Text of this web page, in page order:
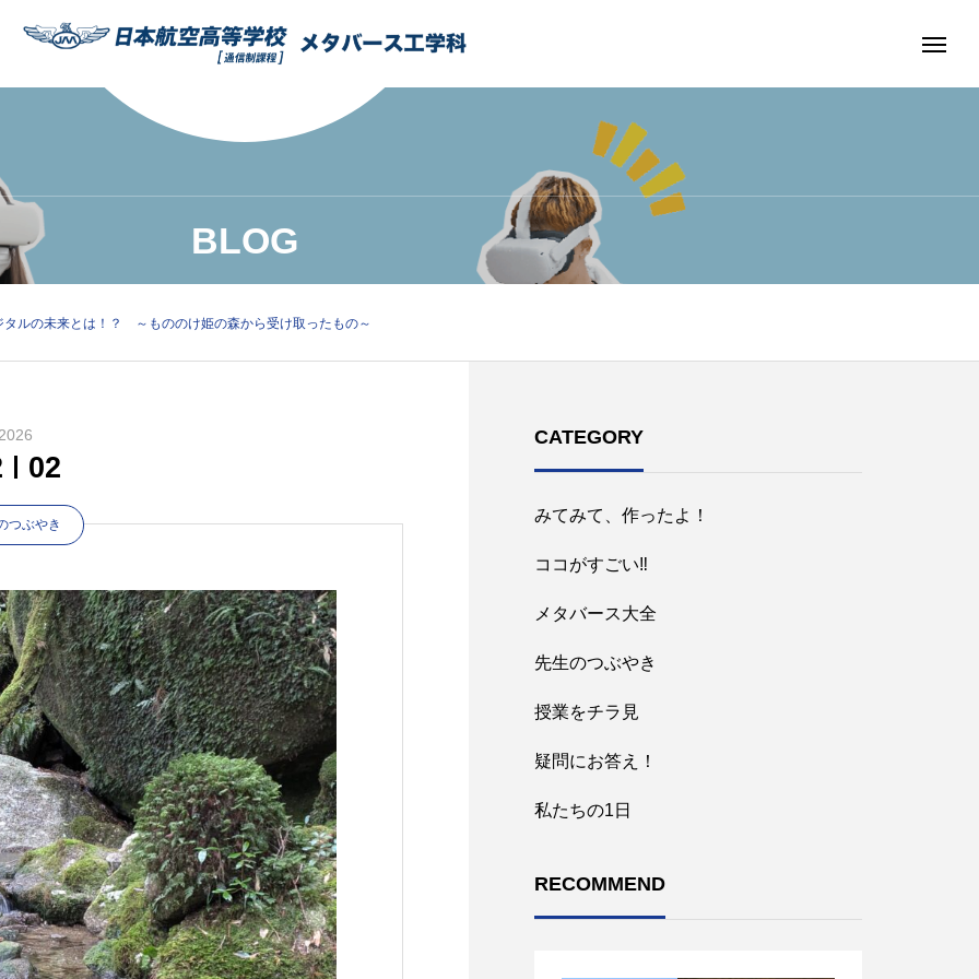
BLOG
タルの未来とは！？ ～もののけ姫の森から受け取ったもの～
02
つぶやき
CATEGORY
みてみて、作ったよ！
ココがすごい‼︎
メタバース大全
先生のつぶやき
授業をチラ見
疑問にお答え！
私たちの1日
RECOMMEND